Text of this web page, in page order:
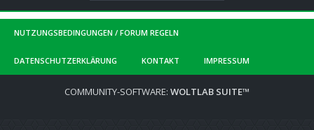
NUTZUNGSBEDINGUNGEN / FORUM REGELN
DATENSCHUTZERKLÄRUNG KONTAKT IMPRESSUM
COMMUNITY-SOFTWARE: WOLTLAB SUITE™